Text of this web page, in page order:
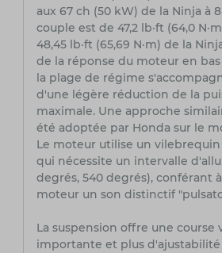
aux 67 ch (50 kW) de la Ninja à
couple est de 47,2 lb·ft (64,0
48,45 lb·ft (65,69 N·m) de la
de la réponse du moteur en
la plage de régime
d'une légère réduction de la
maximale. Une approche
été adoptée par Honda sur le
Le moteur utilise un vilebrequin
qui nécessite un intervalle
degrés, 540 degrés), conférant
moteur un son distinctif
La suspension offre une course
importante et plus